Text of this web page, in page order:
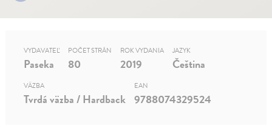
VYDAVATEĽ
Paseka
POČET STRÁN
80
ROK VYDANIA
2019
JAZYK
Čeština
VÄZBA
Tvrdá väzba / Hardback
EAN
9788074329524